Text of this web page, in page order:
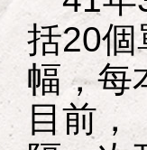
括20個
幅，每
目前